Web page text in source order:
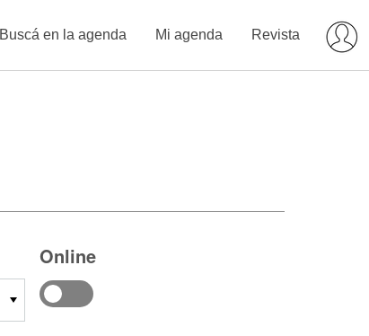
Buscá en la agenda Mi agenda Revista
Online